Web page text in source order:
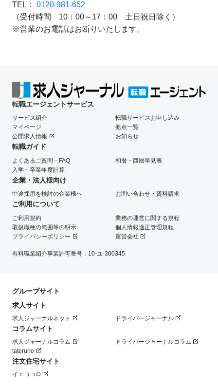
TEL： 0120-981-652
（受付時間 10：00～17：00 土日祝日除く）
※営業のお電話はお断りいたします。
転職エージェントサービス
サービス紹介
転職サービスお申し込み
マイページ
拠点一覧
公開求人情報
お知らせ
転職ガイド
よくあるご質問・FAQ
和暦・西暦早見表
入学・卒業年度計算
企業・法人様向け
中途採用を検討の企業様へ お問い合わせ・資料請求
ご利用について
ご利用規約
業務の運営に関する規程
取扱職種の範囲等の明示
個人情報適正管理規程
プライバシーポリシー
運営会社
有料職業紹介事業許可番号：10-ユ-300345
グループサイト
求人サイト
求人ジャーナルネット ドライバージャーナル
コラムサイト
求人ジャーナルコラム
ドライバージャーナルコラム
tateruno
注文住宅サイト
イエココロ